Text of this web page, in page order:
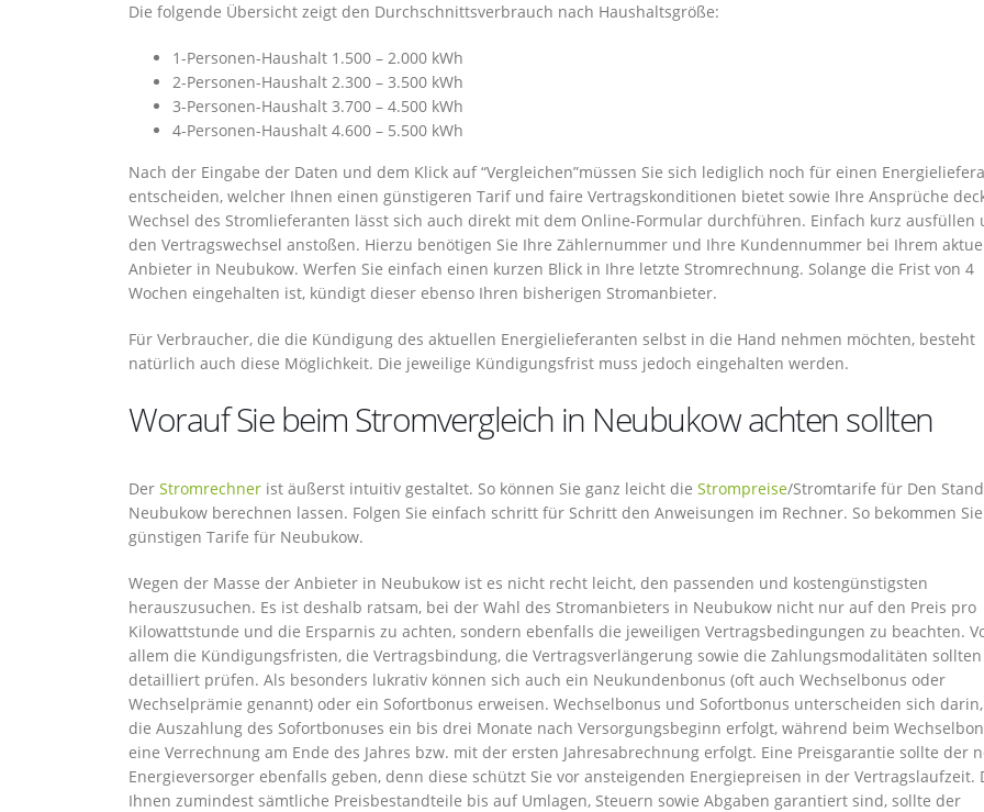
Die folgende Übersicht zeigt den Durchschnittsverbrauch nach Haushaltsgröße:
1-Personen-Haushalt 1.500 – 2.000 kWh
2-Personen-Haushalt 2.300 – 3.500 kWh
3-Personen-Haushalt 3.700 – 4.500 kWh
4-Personen-Haushalt 4.600 – 5.500 kWh
Nach der Eingabe der Daten und dem Klick auf “Vergleichen”müssen Sie sich lediglich noch für einen
entscheiden, welcher Ihnen einen günstigeren Tarif und faire Vertragskonditionen bietet sowie Ihre Ansprüche
Wechsel des Stromlieferanten lässt sich auch direkt mit dem Online-Formular durchführen. Einfach kurz ausfüllen
den Vertragswechsel anstoßen. Hierzu benötigen Sie Ihre Zählernummer und Ihre Kundennummer bei Ihrem
Anbieter in Neubukow. Werfen Sie einfach einen kurzen Blick in Ihre letzte Stromrechnung. Solange die Frist von 4
Wochen eingehalten ist, kündigt dieser ebenso Ihren bisherigen Stromanbieter.
Für Verbraucher, die die Kündigung des aktuellen Energielieferanten selbst in die Hand nehmen möchten, besteht
natürlich auch diese Möglichkeit. Die jeweilige Kündigungsfrist muss jedoch eingehalten werden.
Worauf Sie beim Stromvergleich in Neubukow achten sollten
Der Stromrechner ist äußerst intuitiv gestaltet. So können Sie ganz leicht die Strompreise/Stromtarife für Den
Neubukow berechnen lassen. Folgen Sie einfach schritt für Schritt den Anweisungen im Rechner. So bekommen
günstigen Tarife für Neubukow.
Wegen der Masse der Anbieter in Neubukow ist es nicht recht leicht, den passenden und kostengünstigsten
herauszusuchen. Es ist deshalb ratsam, bei der Wahl des Stromanbieters in Neubukow nicht nur auf den Preis pro
Kilowattstunde und die Ersparnis zu achten, sondern ebenfalls die jeweiligen Vertragsbedingungen zu beachten.
allem die Kündigungsfristen, die Vertragsbindung, die Vertragsverlängerung sowie die Zahlungsmodalitäten sollten
detailliert prüfen. Als besonders lukrativ können sich auch ein Neukundenbonus (oft auch Wechselbonus oder
Wechselprämie genannt) oder ein Sofortbonus erweisen. Wechselbonus und Sofortbonus unterscheiden sich
die Auszahlung des Sofortbonuses ein bis drei Monate nach Versorgungsbeginn erfolgt, während beim
eine Verrechnung am Ende des Jahres bzw. mit der ersten Jahresabrechnung erfolgt. Eine Preisgarantie sollte der
Energieversorger ebenfalls geben, denn diese schützt Sie vor ansteigenden Energiepreisen in der Vertragslaufzeit.
Ihnen zumindest sämtliche Preisbestandteile bis auf Umlagen, Steuern sowie Abgaben garantiert sind, sollte der